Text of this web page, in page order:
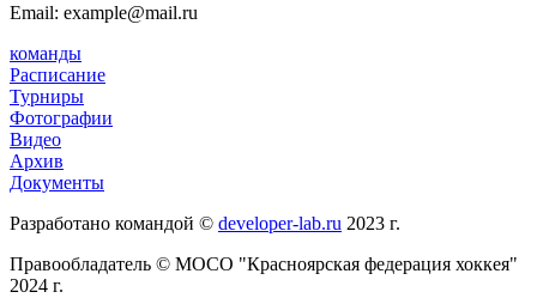
Email: example@mail.ru
команды
Расписание
Турниры
Фотографии
Видео
Архив
Документы
Разработано командой © developer-lab.ru 2023 г.
Правообладатель © МОСО "Красноярская федерация хоккея"
2024 г.